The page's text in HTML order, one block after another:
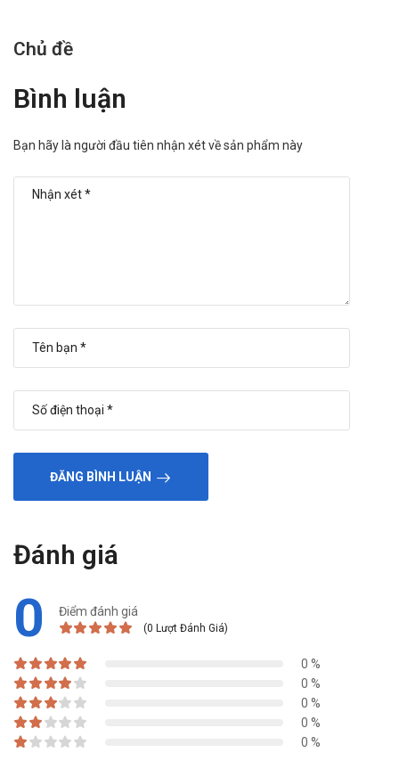
Trường Anh Pharm, bạn có thể mua hàng dưới một số hình thức
Mua hàng trực tiếp tại cửa hàng
Mua hàng trực tuyến qua số điện thoạihotline:Call/Zalo:
090.179.6388để được tư vấn sử dụng và hướng dẫn đặt
hàng.
Chủ đề
Bình luận
Bạn hãy là người đầu tiên nhận xét về sản phẩm này
ĐĂNG BÌNH LUẬN
Đánh giá
0 Điểm đánh giá
(0 Lượt Đánh Giá)
0 %
0 %
0 %
0 %
0 %